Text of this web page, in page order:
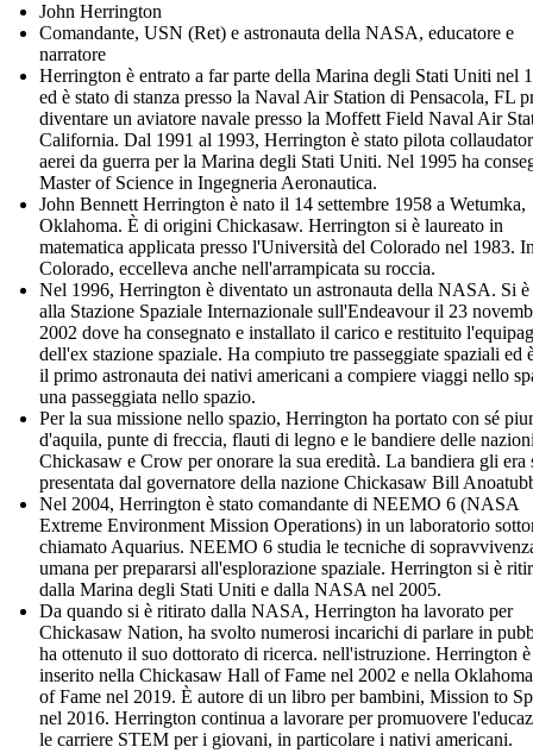
John Herrington
Comandante, USN (Ret) e astronauta della NASA, educatore e
narratore
Herrington è entrato a far parte della Marina degli Stati Uniti nel
ed è stato di stanza presso la Naval Air Station di Pensacola, FL
diventare un aviatore navale presso la Moffett Field Naval Air
California. Dal 1991 al 1993, Herrington è stato pilota
aerei da guerra per la Marina degli Stati Uniti. Nel 1995 ha
Master of Science in Ingegneria Aeronautica.
John Bennett Herrington è nato il 14 settembre 1958 a Wetumka,
Oklahoma. È di origini Chickasaw. Herrington si è laureato in
matematica applicata presso l'Università del Colorado nel 1983.
Colorado, eccelleva anche nell'arrampicata su roccia.
Nel 1996, Herrington è diventato un astronauta della NASA. Si è
alla Stazione Spaziale Internazionale sull'Endeavour il 23
2002 dove ha consegnato e installato il carico e restituito
dell'ex stazione spaziale. Ha compiuto tre passeggiate spaziali ed
il primo astronauta dei nativi americani a compiere viaggi nello
una passeggiata nello spazio.
Per la sua missione nello spazio, Herrington ha portato con sé
d'aquila, punte di freccia, flauti di legno e le bandiere delle
Chickasaw e Crow per onorare la sua eredità. La bandiera gli era
presentata dal governatore della nazione Chickasaw Bill
Nel 2004, Herrington è stato comandante di NEEMO 6 (NASA
Extreme Environment Mission Operations) in un laboratorio
chiamato Aquarius. NEEMO 6 studia le tecniche di
umana per prepararsi all'esplorazione spaziale. Herrington si è
dalla Marina degli Stati Uniti e dalla NASA nel 2005.
Da quando si è ritirato dalla NASA, Herrington ha lavorato per
Chickasaw Nation, ha svolto numerosi incarichi di parlare in
ha ottenuto il suo dottorato di ricerca. nell'istruzione. Herrington è
inserito nella Chickasaw Hall of Fame nel 2002 e nella
of Fame nel 2019. È autore di un libro per bambini, Mission to
nel 2016. Herrington continua a lavorare per promuovere
le carriere STEM per i giovani, in particolare i nativi americani.